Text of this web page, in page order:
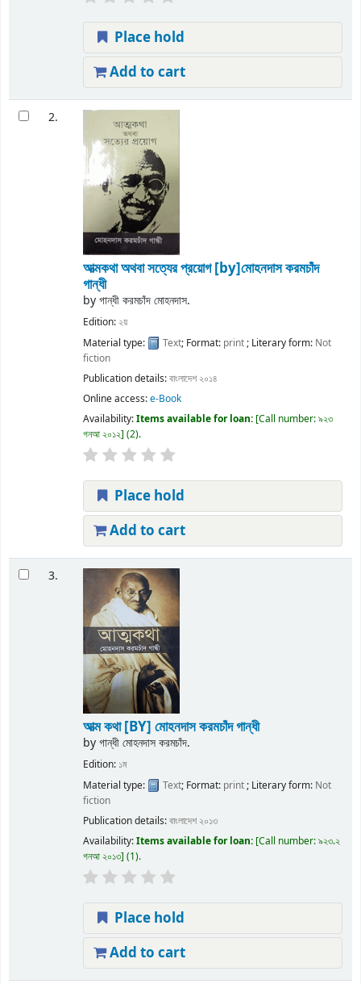
Place hold
Add to cart
2.
আত্মকথা অথবা সত্যের প্রয়োগ[by]মোহনদাস করমচাঁদ
গান্ধী
byগান্ধী করমচাঁদ মোহনদাস.
Edition: ২য়
Material type:
Text; Format: print; Literary form: Not
fiction
Publication details:বাংলাদেশ ২০১৪
Online access:e-Book
Availability:Items available for loan: Call number:৯২৩
গনআ ২০১২ (2).
Place hold
Add to cart
3.
আত্ম কথা[BY] মোহনদাস করমচাঁদ গান্ধী
byগান্ধী মোহনদাস করমচাঁদ.
Edition: ১ম
Material type:
Text; Format: print ; Literary form: Not
fiction
Publication details:বাংলাদেশ ২০১৩
Availability:Items available for loan: Call number:৯২৩.২
গনআ ২০১৩ (1).
Place hold
Add to cart